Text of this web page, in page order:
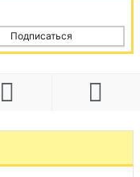
Подписаться